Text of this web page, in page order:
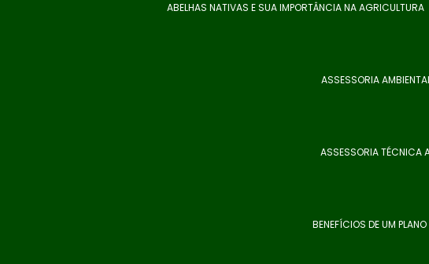
ABELHAS NATIVAS E SUA IMPORTÂNCIA NA AGRICULTURA
ASSESSORIA
ASSESSORIA TÉCNICA
BENEFÍCIOS DE UM